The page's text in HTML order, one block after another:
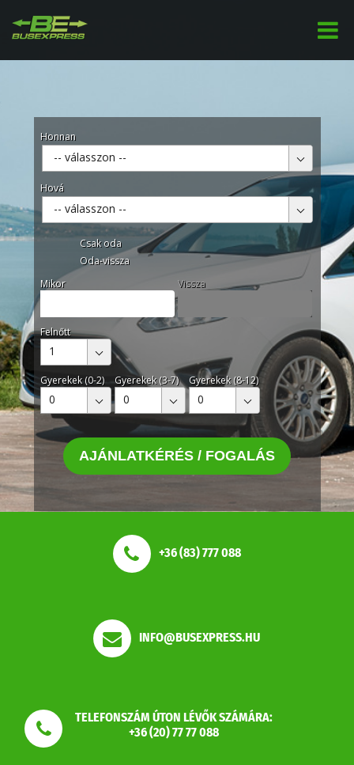
Honnan
-- válasszon --
Hová
-- válasszon --
Csak oda
Oda-vissza
Mikor
Vissza
Felnőtt
1
Gyerekek (0-2)
0
Gyerekek (3-7)
0
Gyerekek (8-12)
0
AJÁNLATKÉRÉS / FOGALÁS
+36 (83) 777 088
INFO@BUSEXPRESS.HU
TELEFONSZÁM ÚTON LÉVŐK SZÁMÁRA:
+36 (20) 77 77 088